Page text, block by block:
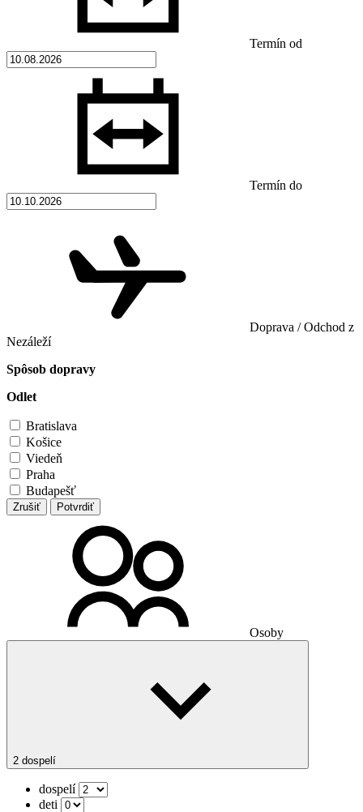
Termín od
Termín do
Doprava / Odchod z
Nezáleží
Spôsob dopravy
Odlet
Bratislava
Košice
Viedeň
Praha
Budapešť
Zrušiť Potvrdiť
Osoby
2 dospelí
dospelí
deti